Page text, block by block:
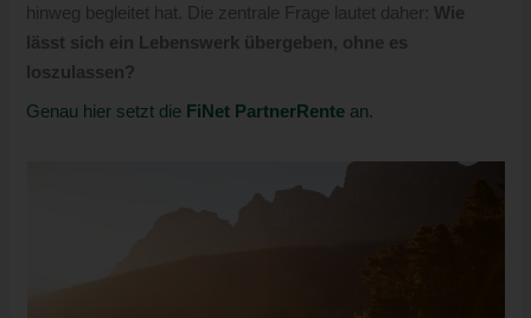
hinweg begleitet hat. Die zentrale Frage lautet daher: Wie
lässt sich ein Lebenswerk übergeben, ohne es
loszulassen?
Genau hier setzt die FiNet PartnerRente an.